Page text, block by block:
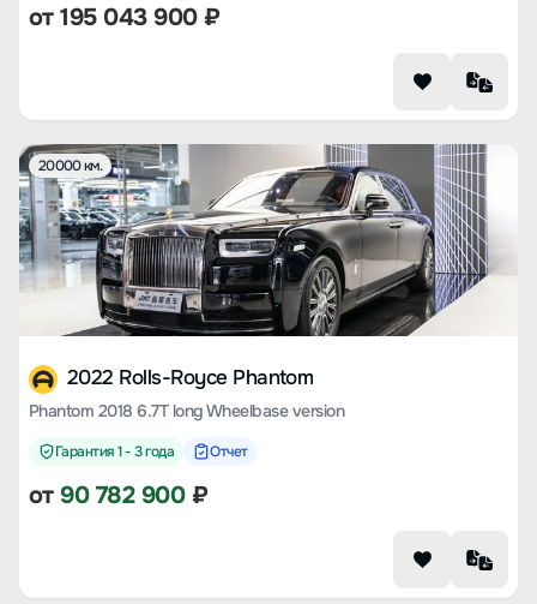
от195 043 900₽
20000 км.
2022 Rolls-Royce Phantom
Phantom 2018 6.7T long Wheelbase version
Гарантия 1 - 3 года Отчет
от90 782 900₽